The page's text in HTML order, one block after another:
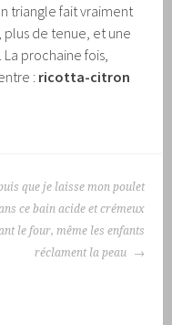
triangle fait vraiment
, plus de tenue, et une
prochaine fois,
: ricotta-citron
que je laisse mon poulet
ce bain acide et crémeux
le four, même les enfants
réclament la peau